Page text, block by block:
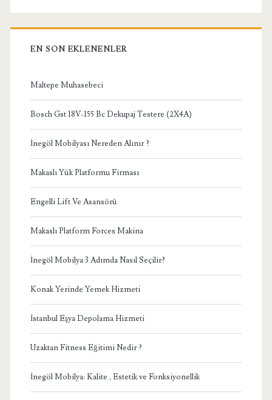
EN SON EKLENENLER
Maltepe Muhasebeci
Bosch Gst 18V-155 Bc Dekupaj Testere (2X4A)
İnegöl Mobilyası Nereden Alınır ?
Makaslı Yük Platformu Firması
Engelli Lift Ve Asansörü
Makaslı Platform Forces Makina
İnegöl Mobilya 3 Adımda Nasıl Seçilir?
Konak Yerinde Yemek Hizmeti
İstanbul Eşya Depolama Hizmeti
Uzaktan Fitness Eğitimi Nedir ?
İnegöl Mobilya: Kalite , Estetik ve Fonksiyonellik